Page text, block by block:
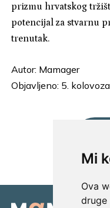
Mi
Ova
druge
prizmu hrvatskog
potencijal za stvarnu
trenutak.
Autor: Mamager
Objavljeno: 5.